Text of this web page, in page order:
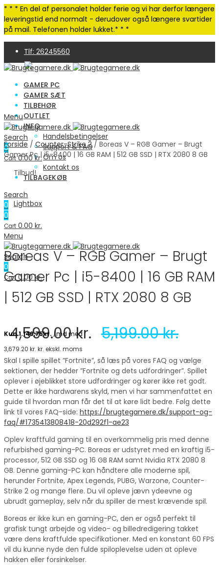
* * * En del af personalet holder ferie og vi har derfor længere
leveringstid end normalt - derudover også længere svartider
på mail. Telefonen holder lukket.* * *
Tlf: 26245560
4,9 Trustpilot | 250+ anmeldelser
GAMER PC
GAMER SÆT
TILBEHØR
OUTLET
INFO
Handelsbetingelser
Support & FAQ
Om os
Kontakt os
TILBAGEKØB
Search
0
0
Cart 0.00 kr.
Menu
Search
0
Cart 0.00kr.
Menu
Search
0
Cart 0.00kr.
Forside /Counter-Strike 2/ Boreas V – RGB Gamer – Brugt
Gamer Pc | i5-8400 | 16 GB RAM | 512 GB SSD | RTX 2080 8 GB
Tilbud!
Lightbox
Boreas V – RGB Gamer – Brugt
Gamer Pc | i5-8400 | 16 GB RAM
| 512 GB SSD | RTX 2080 8 GB
4,599.00kr. 5,199.00kr.
3,679.20 kr. kr. ekskl. moms
Skal I spille spillet ”Fortnite”, så læs på vores FAQ og vælge
sektionen, der hedder ”Fortnite og dets udfordringer”. Spillet
oplever i øjeblikket store udfordringer og kører ikke ret godt.
Dette er ikke hardwarens skyld, men vi har sammenfattet en
guide til hvordan man får det til at køre lidt bedre. Følg dette
link til vores FAQ-side: https://brugtegamere.dk/support-og-
faq/#1735413808418-20d292f1-ae23
Oplev kraftfuld gaming til en overkommelig pris med denne
refurbished gaming-PC. Boreas er udstyret med en kraftig i5-
processor, 512 GB SSD og 16 GB RAM samt Nvidia RTX 2080 8
GB. Denne gaming-PC kan håndtere alle moderne spil,
herunder Fortnite, Apex Legends, PUBG, Warzone, Counter-
Strike 2 og mange flere. Du vil opleve jævn ydeevne og
ubrudt gameplay, selv når du spiller de mest krævende spil.
Boreas er ikke kun en gaming-PC, den er også perfekt til
grafisk tungt arbejde og video- og billedredigering takket
være dens kraftfulde specifikationer. Med en konstant 60 FPS
vil du kunne nyde den fulde spiloplevelse uden at opleve
hakken eller forsinkelser.